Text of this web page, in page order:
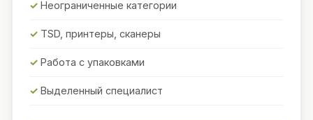
Неограниченные категории
TSD, принтеры, сканеры
Работа с упаковками
Выделенный специалист